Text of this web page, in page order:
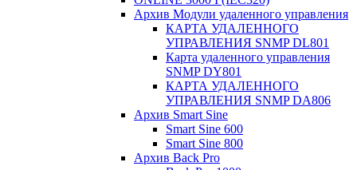
Архив Модули удаленного управления
КАРТА УДАЛЕННОГО
УПРАВЛЕНИЯ SNMP DL801
Карта удаленного управления
SNMP DY801
КАРТА УДАЛЕННОГО
УПРАВЛЕНИЯ SNMP DА806
Архив Smart Sine
Smart Sine 600
Smart Sine 800
Архив Back Pro